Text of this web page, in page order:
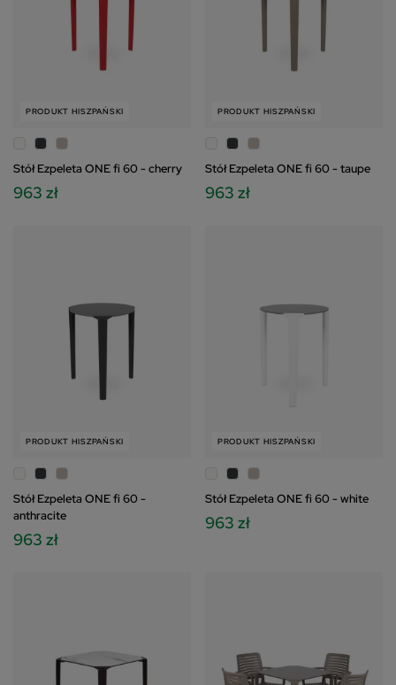
PRODUKT HISZPAŃSKI
Stół Ezpeleta ONE fi 60 - cherry
963 zł
PRODUKT HISZPAŃSKI
Stół Ezpeleta ONE fi 60 - taupe
963 zł
PRODUKT HISZPAŃSKI
Stół Ezpeleta ONE fi 60 -
anthracite
963 zł
PRODUKT HISZPAŃSKI
Stół Ezpeleta ONE fi 60 - white
963 zł